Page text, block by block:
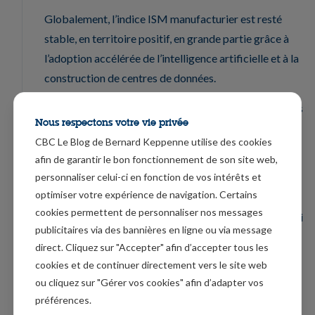
Globalement, l’indice ISM manufacturier est resté
stable, en territoire positif, en grande partie grâce à
l’adoption accélérée de l’intelligence artificielle et à la
construction de centres de données.
Comme pour le sous-indice des prix, le sous-indice des
livraisons des fournisseurs a augmenté à 55,1 contre
54,4 le mois précédent, un indice supérieur à 50
indiquant un ralentissement des livraisons.
La combinaison des droits de douane et de
l’allongement des délais de livraison explique pourquoi
ce sous-indice des prix est passé de 59 en janvier à
70,5 en février.
Inflation en zone euro
Nous respectons votre vie privée
CBC Le Blog de Bernard Keppenne utilise des cookies
afin de garantir le bon fonctionnement de son site web,
personnaliser celui-ci en fonction de vos intérêts et
optimiser votre expérience de navigation. Certains
cookies permettent de personnaliser nos messages
publicitaires via des bannières en ligne ou via message
direct. Cliquez sur "Accepter" afin d’accepter tous les
cookies et de continuer directement vers le site web
ou cliquez sur "Gérer vos cookies" afin d’adapter vos
préférences.